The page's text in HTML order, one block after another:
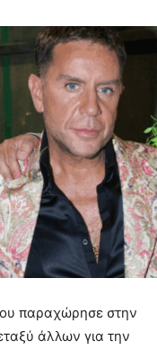
παραχώρησε στην
άλλων για την